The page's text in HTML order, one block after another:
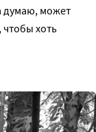
думаю, может
чтобы хоть